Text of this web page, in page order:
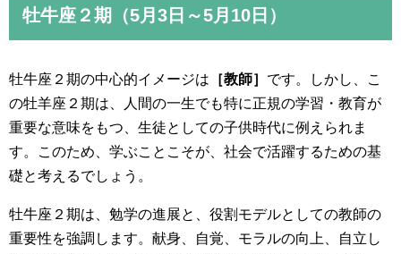
牡牛座２期（5月3日～5月10日）
牡牛座２期の中心的イメージは ［教師］ です。しかし、こ
の牡羊座２期は、人間の一生でも特に正規の学習・教育が
重要な意味をもつ、生徒としての子供時代に例えられま
す。このため、学ぶことこそが、社会で活躍するための基
礎と考えるでしょう。
牡牛座２期は、勉学の進展と、役割モデルとしての教師の
重要性を強調します。献身、自覚、モラルの向上、自立し